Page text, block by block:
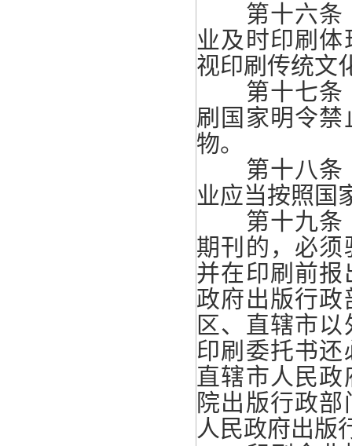
第十六条
业及时印刷
视印刷传统文
第十七条
刷国家明令
物。
第十八条
业应当按照国
第十九条
期刊的，必
并在印刷前
政府出版行
区、直辖市
印刷委托书
直辖市人民
院出版行政
人民政府出版